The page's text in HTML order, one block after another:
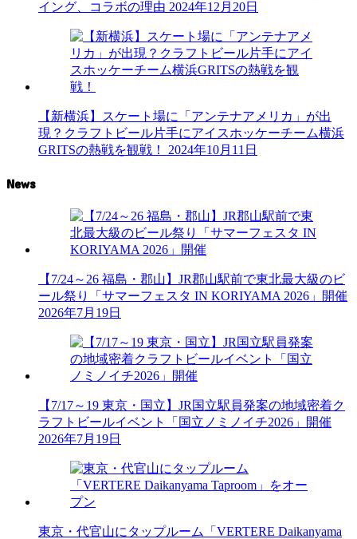
イング、コラボの理由 2024年12月20日
【新横浜】スケート場に「アンテナアメリカ」が出
現？クラフトビール片手にアイスホッケーチーム横浜
GRITSの熱戦を観戦！
2024年10月11日
News
【7/24～26 福島・郡山】JR郡山駅前で東北最大級のビ
ール祭り「サマーフェスタ IN KORIYAMA 2026」開催
2026年7月19日
【7/17～19 東京・国立】JR国立駅員発案の地域密着ク
ラフトビールイベント「国立ノミノイチ2026」開催
2026年7月19日
東京・代官山にタップルーム「VERTERE Daikanyama